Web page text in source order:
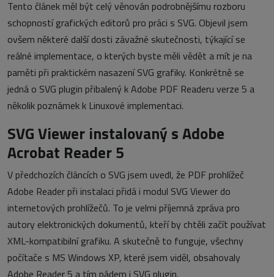
Tento článek měl být celý věnován podrobnějšímu rozboru
schopností grafických editorů pro práci s SVG. Objevil jsem
ovšem některé další dosti závažné skutečnosti, týkající se
reálné implementace, o kterých byste měli vědět a mít je na
paměti při praktickém nasazení SVG grafiky. Konkrétně se
jedná o SVG plugin přibalený k Adobe PDF Readeru verze 5 a
několik poznámek k Linuxové implementaci.
SVG Viewer instalovaný s Adobe
Acrobat Reader 5
V předchozích článcích o SVG jsem uvedl, že PDF prohlížeč
Adobe Reader při instalaci přidá i modul SVG Viewer do
internetových prohlížečů. To je velmi příjemná zpráva pro
autory elektronických dokumentů, kteří by chtěli začít používat
XML-kompatibilní grafiku. A skutečně to funguje, všechny
počítače s MS Windows XP, které jsem viděl, obsahovaly
Adobe Reader 5 a tím pádem i SVG plugin.